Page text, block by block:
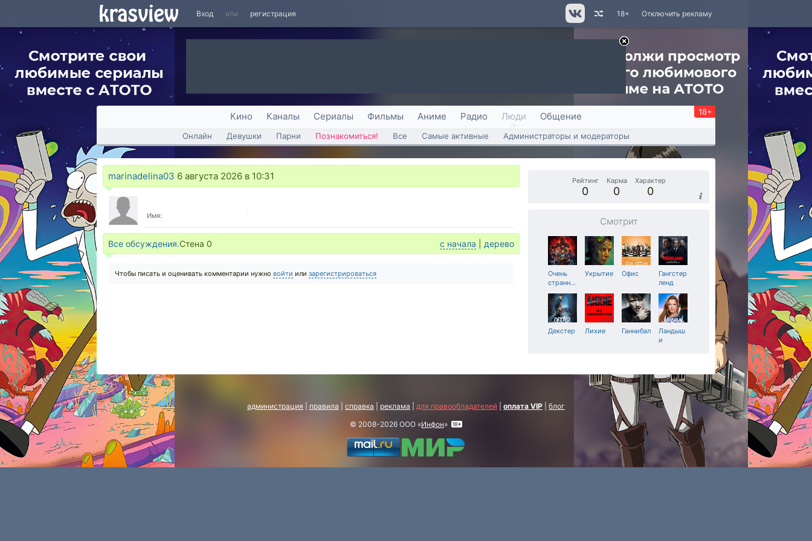
Вход или регистрация Отключить рекламу
18+
Кино Каналы Сериалы Фильмы Аниме Радио Люди Общение 18+
Онлайн Девушки Парни Познакомиться! Все Самые активные Администраторы и модераторы
marinadelina03 6 августа 2026 в 10:31
Имя:
Все обсуждения.Стена 0 с начала дерево
Чтобы писать и оценивать комментарии нужно войти или зарегистрироваться
Рейтинг
0
Карма
0
Характер
0
Смотрит
Очень
странн…
Укрытие Офис
Гангстер
ленд
Декстер Лихие Ганнибал
Ландыш
и
администрация правила справка реклама для правообладателей оплата VIP
блог
© 2008-2026 ООО «Инфон»